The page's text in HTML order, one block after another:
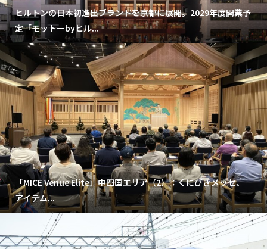
ヒルトンの日本初進出ブランドを京都に展開。2029年度開業予
定「モットーbyヒル...
「MICE Venue Elite」中四国エリア（2）：くにびきメッセ、
アイテム...